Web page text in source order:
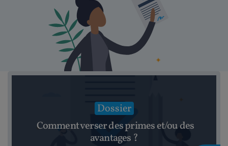
Dossier
Comment verser des primes et/ou des
avantages ?